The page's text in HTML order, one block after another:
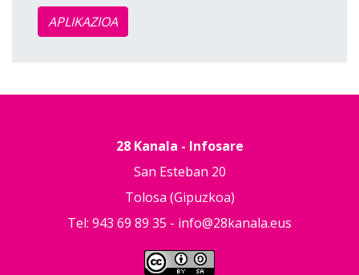
APLIKAZIOA
28 Kanala - Infosare
San Esteban 20
Tolosa (Gipuzkoa)
Tel: 943 69 89 35 - info@28kanala.eus